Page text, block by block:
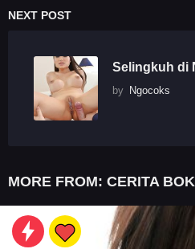
NEXT POST
Selingkuh di
by Ngocoks
MORE FROM: CERITA